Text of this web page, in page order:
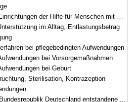
der Hilfe für Menschen mit Behinderung
im Alltag, Entlastungsbetrag
bei pflegebedingten Aufwendungen
bei Vorsorgemaßnahmen
bei Geburt
Sterilisation, Kontrazeption
Deutschland entstandene Aufwendungen